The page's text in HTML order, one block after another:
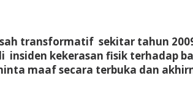
transformatif sekitar tahun
kekerasan fisik terhadap
maaf secara terbuka dan